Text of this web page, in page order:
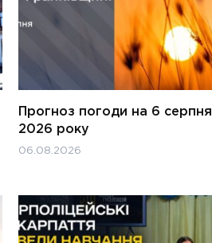
Прогноз погоди на 6 серпня
2026 року
06.08.2026